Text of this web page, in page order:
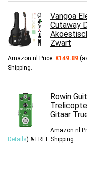
Vangoa
Cutaway
Zwart
Amazon.nl Price: €149.89
Shipping.
Rowin
Gitaar
Amazon.nl
Details) & FREE Shipping.